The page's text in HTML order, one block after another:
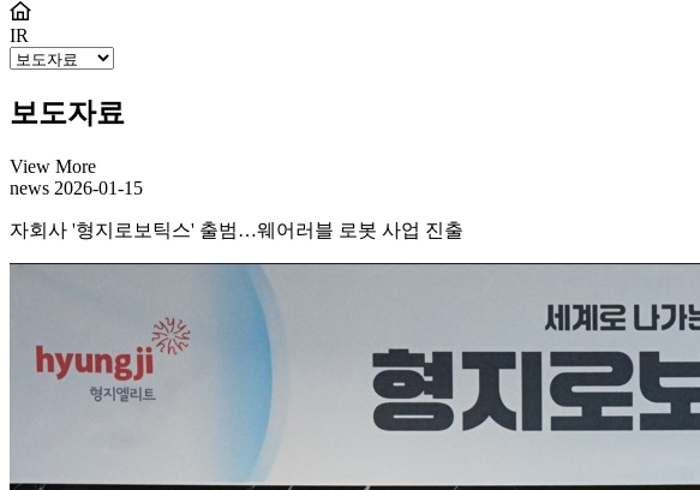
IR
보도자료
View More
news 2026-01-15
자회사 '형지로보틱스' 출범…웨어러블 로봇 사업 진출